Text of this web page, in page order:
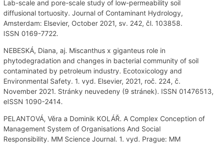
Lab-scale and pore-scale study of low-permeability soil
diffusional tortuosity. Journal of Contaminant Hydrology,
Amsterdam: Elsevier, October 2021, sv. 242, čl. 103858.
ISSN 0169-7722.
NEBESKÁ, Diana, aj. Miscanthus x giganteus role in
phytodegradation and changes in bacterial community of soil
contaminated by petroleum industry. Ecotoxicology and
Environmental Safety. 1. vyd. Elsevier, 2021, roč. 224, č.
November 2021. Stránky neuvedeny (9 stránek). ISSN 01476513,
eISSN 1090-2414.
PELANTOVÁ, Věra a Dominik KOLÁŘ. A Complex Conception of
Management System of Organisations And Social
Responsibility. MM Science Journal. 1. vyd. Prague: MM